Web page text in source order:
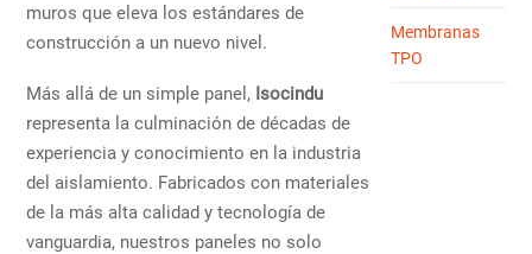
muros que eleva los estándares de
construcción a un nuevo nivel.
Más allá de un simple panel, Isocindu
representa la culminación de décadas de
experiencia y conocimiento en la industria
del aislamiento. Fabricados con materiales
de la más alta calidad y tecnología de
vanguardia, nuestros paneles no solo
Membranas
TPO